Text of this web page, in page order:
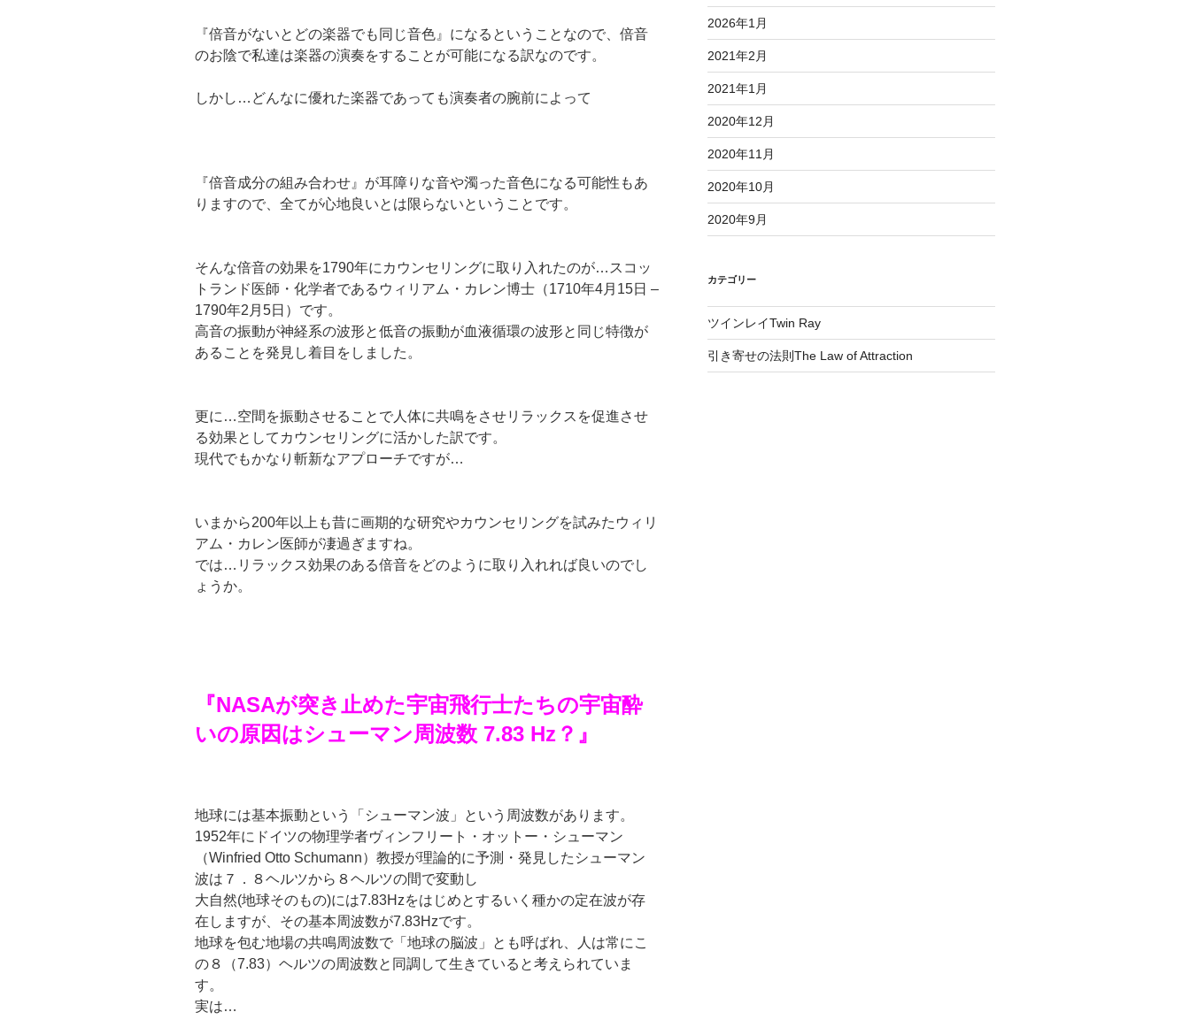
『倍音がないとどの楽器でも同じ音色』になるということなので、 倍音
のお陰で私達は楽器の演奏をすることが可能になる訳なのです。
しかし…どんなに優れた楽器であっても演奏者の腕前によって
『倍音成分の組み合わせ』 が耳障りな音や濁った音色になる可能性もあ
りますので、 全てが心地良いとは限らないということです。
そんな倍音の効果を1790年にカウンセリングに取り入れたのが…スコッ
トランド医師・化学者であるウィリアム・カレン博士（1710年4月15日 –
1790年2月5日）です。
高音の振動が神経系の波形と低音の振動が血液循環の波形と同じ特徴が
あることを発見し着目をしました。
更に…空間を振動させることで人体に共鳴をさせリラックスを促進させ
る効果としてカウンセリングに活かした訳です。
現代でもかなり斬新なアプローチですが…
いまから200年以上も昔に画期的な研究やカウンセリングを試みたウィリ
アム・カレン医師が凄過ぎますね。
では… リラックス効果のある倍音をどのように取り入れれば良いのでし
ょうか。
『NASAが突き止めた宇宙飛行士たちの宇宙酔
いの原因はシューマン周波数 7.83 Hz？』
地球には基本振動という「シューマン波」
という周波数があります。
1952年にドイツの物理学者ヴィンフリート・オットー・シューマン
（Winfried Otto Schumann）教授が理論的に予測・発見した シューマン
波は７．８ヘルツから８ヘルツの間で変動し
大自然(地球そのもの)には7.83Hzをはじめとするいく種かの定在波が存
在しますが、 その基本周波数が7.83Hzです。
地球を包む地場の共鳴周波数で「地球の脳波」とも呼ばれ、
人は常にこ
の８（7.83） ヘルツの周波数と同調して生きていると考えられていま
す。
実は…
2026年1月
2021年2月
2021年1月
2020年12月
2020年11月
2020年10月
2020年9月
カテゴリー
ツインレイTwin Ray
引き寄せの法則The Law of Attraction